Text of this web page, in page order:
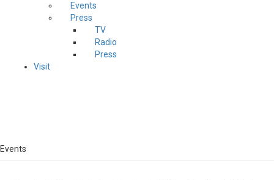
Events
Press
TV
Radio
Press
Visit
Events